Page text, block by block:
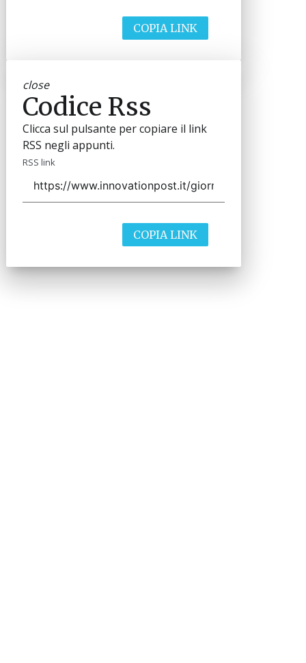
COPIA LINK
close
Codice Rss
Clicca sul pulsante per copiare il link
RSS negli appunti.
RSS link
COPIA LINK